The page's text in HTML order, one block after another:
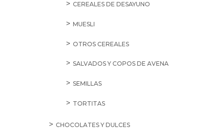
CEREALES DE DESAYUNO
MUESLI
OTROS CEREALES
SALVADOS Y COPOS DE AVENA
SEMILLAS
TORTITAS
CHOCOLATES Y DULCES